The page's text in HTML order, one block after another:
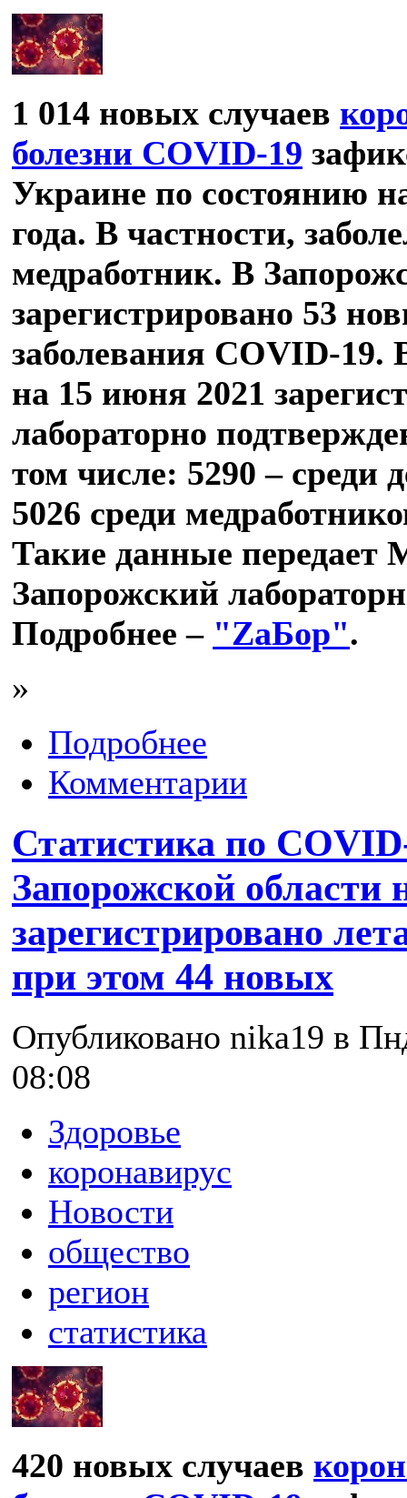
1 014 новых случаев
болезни COVID-19
Украине по состоянию
года. В частности,
медработник. В
зарегистрировано 53
заболевания COVID-19.
на 15 июня 2021
лабораторно
том числе: 5290 – среди
5026 среди
Такие данные передает
Запорожский
Подробнее – "ZаБор".
»
Подробнее
Комментарии
Статистика по
Запорожской области
зарегистрировано
при этом 44 новых
Опубликовано nika19 в
08:08
Здоровье
коронавирус
Новости
общество
регион
статистика
420 новых случаев